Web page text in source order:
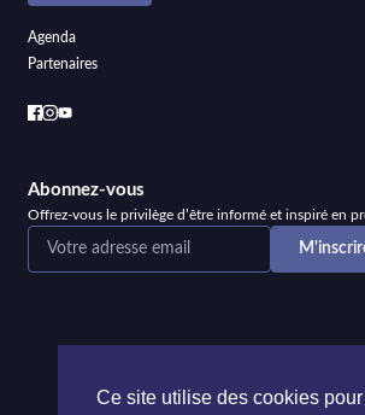
Agenda
Partenaires
Abonnez-vous
Offrez-vous le privilège d’être informé et inspiré en
Ce site utilise des cookies